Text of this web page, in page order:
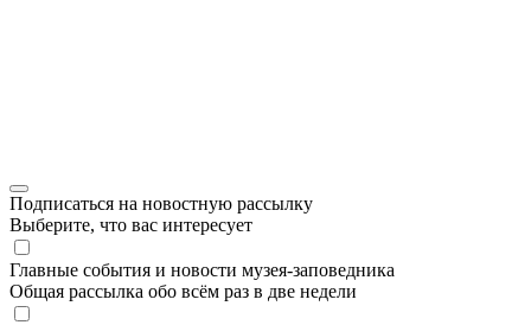
Подписаться на новостную рассылку
Выберите, что вас интересует
Главные события и новости музея-заповедника
Общая рассылка обо всём раз в две недели